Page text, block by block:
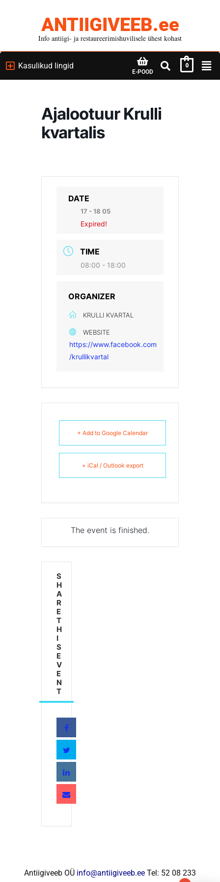
ANTIIGIVEEB.ee
Info antiigi- ja restaureerimishuvilisele ühest kohast
Kasulikud lingid
E-POOD
0
Ajalootuur Krulli
kvartalis
DATE
17 - 18 05
Expired!
TIME
08:00 - 18:00
ORGANIZER
KRULLI KVARTAL
WEBSITE
https://www.facebook.com
/krullikvartal
+ Add to Google Calendar
+ iCal / Outlook export
The event is finished.
S
H
A
R
E
T
H
I
S
E
V
E
N
T
Antiigiveeb OÜ info@antiigiveeb.ee Tel: 52 08 233